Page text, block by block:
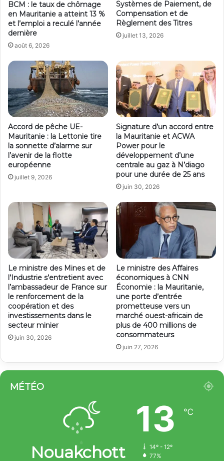
BCM : le taux de chômage
en Mauritanie a atteint 13 %
et l’emploi a reculé l’année
dernière
août 6, 2026
Systèmes de Paiement, de
Compensation et de
Règlement des Titres
juillet 13, 2026
Accord de pêche UE-
Mauritanie : la Lettonie tire
la sonnette d’alarme sur
l’avenir de la flotte
européenne
juillet 9, 2026
Signature d’un accord entre
la Mauritanie et ACWA
Power pour le
développement d’une
centrale au gaz à N’diago
pour une durée de 25 ans
juin 30, 2026
Le ministre des Mines et de
l’Industrie s’entretient avec
l’ambassadeur de France sur
le renforcement de la
coopération et des
investissements dans le
secteur minier
juin 30, 2026
Le ministre des Affaires
économiques à CNN
Économie : la Mauritanie,
une porte d’entrée
prometteuse vers un
marché ouest-africain de
plus de 400 millions de
consommateurs
juin 27, 2026
MÉTÉO
Nouakchott
13 ℃
14º - 12º
77%